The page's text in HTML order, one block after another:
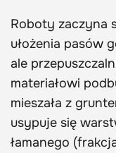
Roboty zaczyna
ułożenia pasów
ale
materiałowi
mieszała z
usypuje się
łamanego